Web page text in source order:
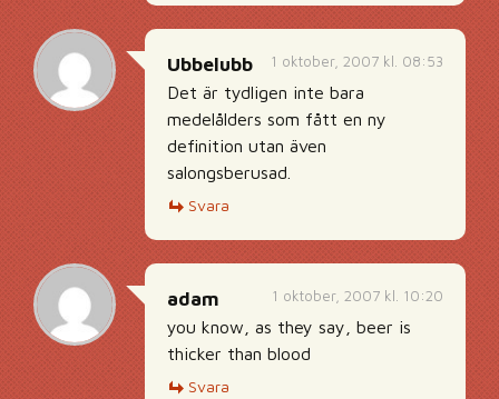
1 oktober, 2007 kl. 08:53
Ubbelubb
Det är tydligen inte bara
medelålders som fått en ny
definition utan även
salongsberusad.
Svara
1 oktober, 2007 kl. 10:20
adam
you know, as they say, beer is
thicker than blood
Svara